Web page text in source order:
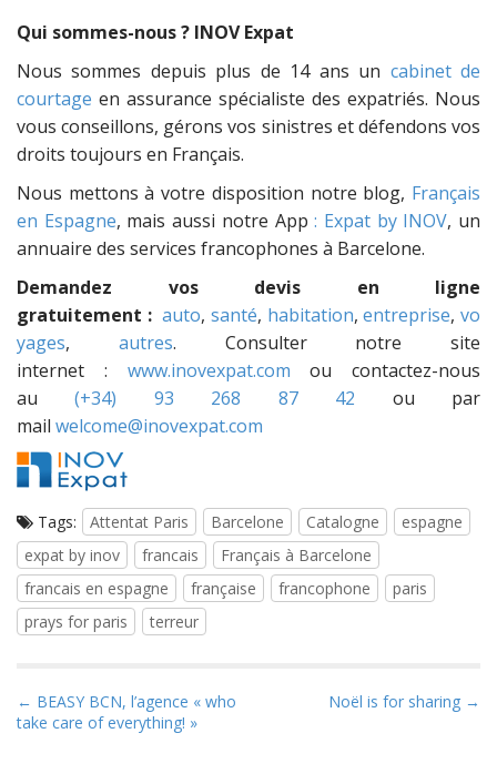
Qui sommes-nous ? INOV Expat
Nous sommes depuis plus de 14 ans un cabinet de
courtage en assurance spécialiste des expatriés. Nous
vous conseillons, gérons vos sinistres et défendons vos
droits toujours en Français.
Nous mettons à votre disposition notre blog, Français
en Espagne, mais aussi notre App: Expat by INOV, un
annuaire des services francophones à Barcelone.
Demandez vos devis en ligne
gratuitement : auto, santé, habitation,entreprise,vo
yages, autres. Consulter notre site
internet : www.inovexpat.com ou contactez-nous
au(+34) 93 268 87 42 ou par
mail welcome@inovexpat.com
Tags: Attentat Paris Barcelone Catalogne
espagne
expat by inov
francais
Français à Barcelone
francais en espagne
française francophone
paris
prays for paris
terreur
P
o
← BEASY BCN, l’agence « who
take care of everything! »
Noël is for sharing →